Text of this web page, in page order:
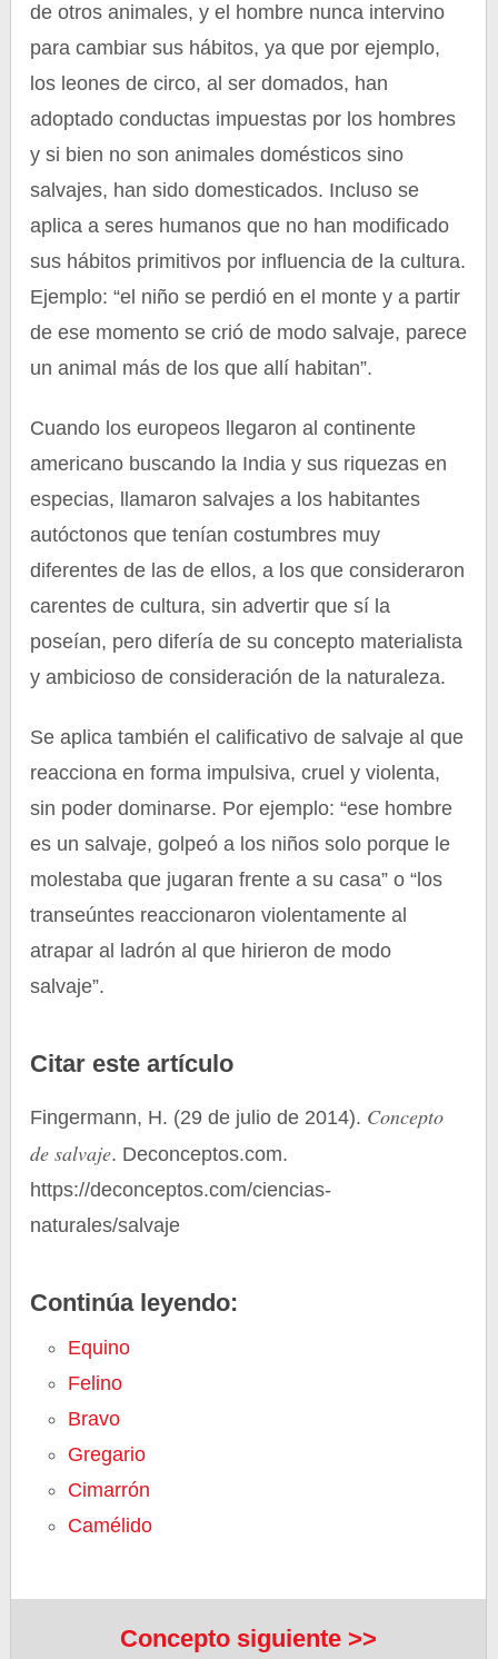
de otros animales, y el hombre nunca intervino
para cambiar sus hábitos, ya que por ejemplo,
los leones de circo, al ser domados, han
adoptado conductas impuestas por los hombres
y si bien no son animales domésticos sino
salvajes, han sido domesticados. Incluso se
aplica a seres humanos que no han modificado
sus hábitos primitivos por influencia de la cultura.
Ejemplo: “el niño se perdió en el monte y a partir
de ese momento se crió de modo salvaje, parece
un animal más de los que allí habitan”.
Cuando los europeos llegaron al continente
americano buscando la India y sus riquezas en
especias, llamaron salvajes a los habitantes
autóctonos que tenían costumbres muy
diferentes de las de ellos, a los que consideraron
carentes de cultura, sin advertir que sí la
poseían, pero difería de su concepto materialista
y ambicioso de consideración de la naturaleza.
Se aplica también el calificativo de salvaje al que
reacciona en forma impulsiva, cruel y violenta,
sin poder dominarse. Por ejemplo: “ese hombre
es un salvaje, golpeó a los niños solo porque le
molestaba que jugaran frente a su casa” o “los
transeúntes reaccionaron violentamente al
atrapar al ladrón al que hirieron de modo
salvaje”.
Citar este artículo
Fingermann, H. (29 de julio de 2014). Concepto
de salvaje. Deconceptos.com.
https://deconceptos.com/ciencias-
naturales/salvaje
Continúa leyendo:
Equino
Felino
Bravo
Gregario
Cimarrón
Camélido
Concepto siguiente >>